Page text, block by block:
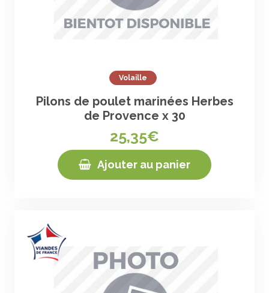
Volaille
Pilons de poulet marinées Herbes
de Provence x 30
25,35€
Ajouter au panier